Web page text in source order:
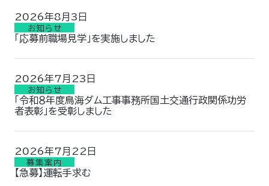
2026年8月3日
お知らせ
「応募前職場見学」を実施しました
2026年7月23日
お知らせ
「令和８年度鳥海ダム工事事務所国土交通行政関係功労
者表彰」を受彰しました
2026年7月22日
募集案内
【急募】運転手求む